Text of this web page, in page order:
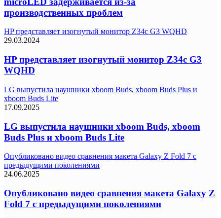
производственных проблем
HP представляет изогнутый монитор Z34c G3 WQHD
29.03.2024
HP представляет изогнутый монитор Z34c G3
WQHD
LG выпустила наушники xboom Buds, xboom Buds Plus и
xboom Buds Lite
17.09.2025
LG выпустила наушники xboom Buds, xboom
Buds Plus и xboom Buds Lite
Опубликовано видео сравнения макета Galaxy Z Fold 7 с
предыдущими поколениями
24.06.2025
Опубликовано видео сравнения макета Galaxy Z
Fold 7 с предыдущими поколениями